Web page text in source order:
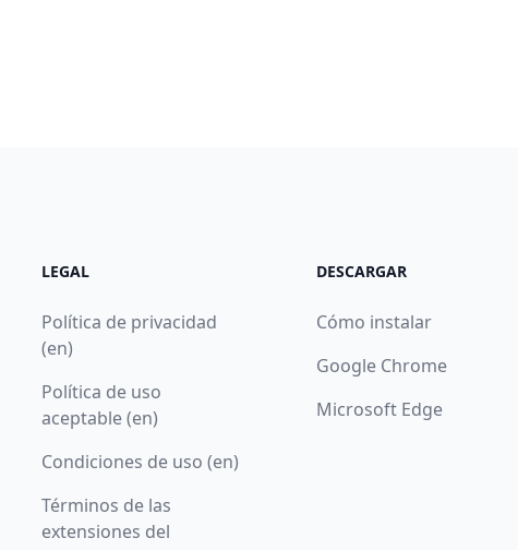
LEGAL
Política de privacidad
(en)
Política de uso
aceptable (en)
Condiciones de uso (en)
Términos de las
extensiones del
DESCARGAR
Cómo instalar
Google Chrome
Microsoft Edge